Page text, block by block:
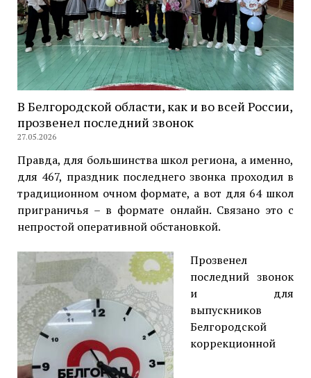
В Белгородской области, как и во всей России,
прозвенел последний звонок
27.05.2026
Правда, для большинства школ региона, а именно,
для 467, праздник последнего звонка проходил в
традиционном очном формате, а вот для 64 школ
приграничья – в формате онлайн. Связано это с
непростой оперативной обстановкой.
Прозвенел
последний звонок
и для
выпускников
Белгородской
коррекционной